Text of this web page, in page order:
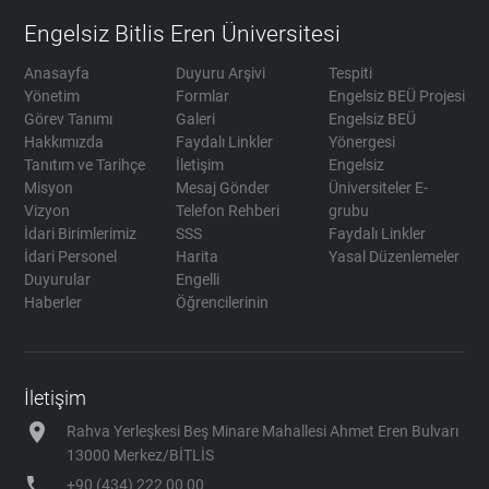
Engelsiz Bitlis Eren Üniversitesi
Anasayfa
Yönetim
Görev Tanımı
Hakkımızda
Tanıtım ve Tarihçe
Misyon
Vizyon
İdari Birimlerimiz
İdari Personel
Duyurular
Haberler
Duyuru Arşivi
Formlar
Galeri
Faydalı Linkler
İletişim
Mesaj Gönder
Telefon Rehberi
SSS
Harita
Engelli
Öğrencilerinin
Tespiti
Engelsiz BEÜ Projesi
Engelsiz BEÜ
Yönergesi
Engelsiz
Üniversiteler E-
grubu
Faydalı Linkler
Yasal Düzenlemeler
İletişim
location_on
Rahva Yerleşkesi Beş Minare Mahallesi Ahmet Eren Bulvarı
13000 Merkez/BİTLİS
+90 (434) 222 00 00